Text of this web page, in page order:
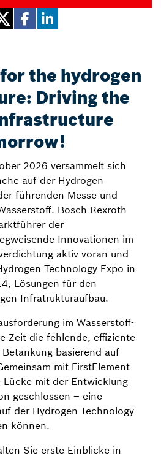
the hydrogen
Driving the
2026 versammelt sich
auf der Hydrogen
führenden Messe und
Bosch Rexroth
der
Innovationen im
aktiv voran und
Technology Expo in
Lösungen für den
Infratrukturaufbau.
im Wasserstoff-
Zeit die fehlende, effiziente
basierend auf
mit FirstElement
Lücke mit der Entwicklung
geschlossen – eine
der Hydrogen Technology
können.
Sie erste Einblicke in